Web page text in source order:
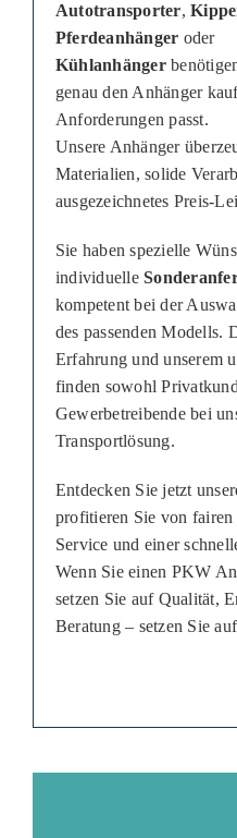
Autotransporter,
Pferdeanhänger oder
Kühlanhänger
genau den Anhänger
Anforderungen passt.
Unsere Anhänger
Materialien, solide
ausgezeichnetes Preis-
Sie haben spezielle
individuelle
kompetent bei der
des passenden Modells.
Erfahrung und unserem
finden sowohl
Gewerbetreibende bei
Transportlösung.
Entdecken Sie jetzt
profitieren Sie von fairen
Service und einer
Wenn Sie einen PKW
setzen Sie auf Qualität,
Beratung – setzen Sie